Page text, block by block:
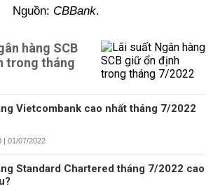
Nguồn: CBBank.
hàng SCB
trong tháng
Vietcombank cao nhất tháng 7/2022
| 01/07/2022
Standard Chartered tháng 7/2022 cao